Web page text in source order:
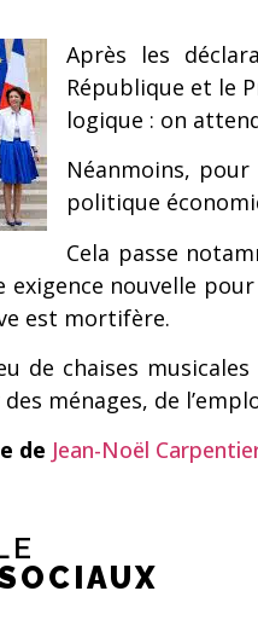
Après les
République et le
logique : on
Néanmoins,
politique
Cela passe
nouvelle
est mortifère.
de chaises
ménages, de
de Jean-Noël